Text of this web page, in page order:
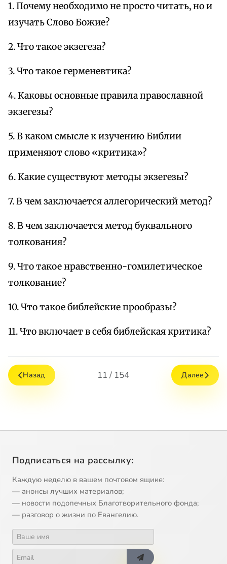
1. Почему необходимо не просто читать, но и
изучать Слово Божие?
2. Что такое экзегеза?
3. Что такое герменевтика?
4. Каковы основные правила православной
экзегезы?
5. В каком смысле к изучению Библии
применяют слово «критика»?
6. Какие существуют методы экзегезы?
7. В чем заключается аллегорический метод?
8. В чем заключается метод буквального
толкования?
9. Что такое нравственно-гомилетическое
толкование?
10. Что такое библейские прообразы?
11. Что включает в себя библейская критика?
Назад 11 / 154 Далее
Подписаться на рассылку:
Каждую неделю в вашем почтовом ящике:
— анонсы лучших материалов;
— новости подопечных Благотворительного фонда;
— разговор о жизни по Евангелию.